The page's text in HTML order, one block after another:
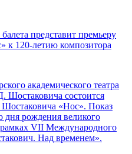
представит премьеру
к 120-летию композитора
академического театра
Шостаковича состоится
«Нос». Показ
дня рождения великого
VII Международного
Над временем».